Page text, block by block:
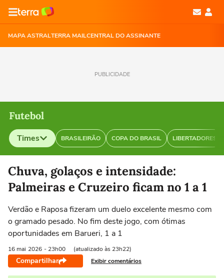
MAPA ASTRALTERRA MAILCENTRAL DO ASSINANTE
PUBLICIDADE
Futebol
Times BRASILEIRÃO COPA DO BRASIL LIBERTADORES
Selecione o time para ver as notícias
Chuva, golaços e intensidade:
Palmeiras e Cruzeiro ficam no 1 a 1
Verdão e Raposa fizeram um duelo excelente mesmo com
o gramado pesado. No fim deste jogo, com ótimas
oportunidades em Barueri, 1 a 1
16 mai 2026 - 23h00 (atualizado às 23h22)
Compartilhar Exibir comentários